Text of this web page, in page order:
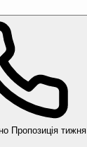
Пропозиція тижня